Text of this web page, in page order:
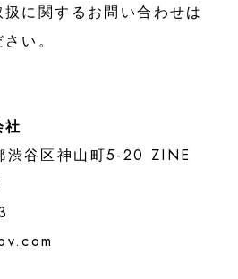
に関するお問い合わせは
い。
谷区神山町5-20 ZINE